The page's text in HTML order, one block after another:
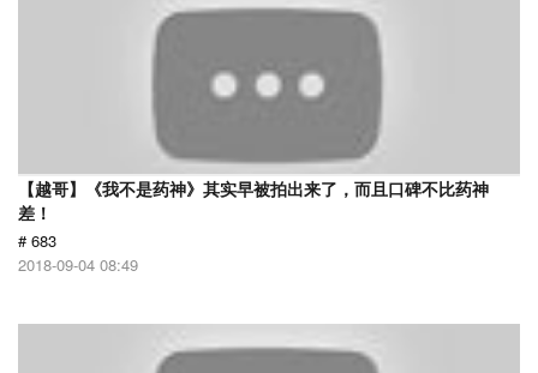
【越哥】《我不是药神》其实早被拍出来了，而且口碑不比药神
差！
# 683
2018-09-04 08:49